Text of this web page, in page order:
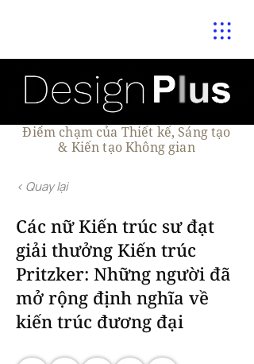
Điểm chạm của Thiết kế, Sáng tạo
& Kiến tạo Không gian
< Quay lại
Các nữ Kiến trúc sư đạt
giải thưởng Kiến trúc
Pritzker: Những người đã
mở rộng định nghĩa về
kiến trúc đương đại